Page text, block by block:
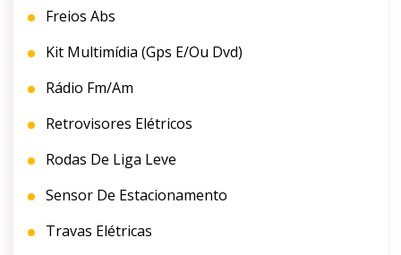
Freios Abs
Kit Multimídia (gps E/ou Dvd)
Rádio Fm/am
Retrovisores Elétricos
Rodas De Liga Leve
Sensor De Estacionamento
Travas Elétricas